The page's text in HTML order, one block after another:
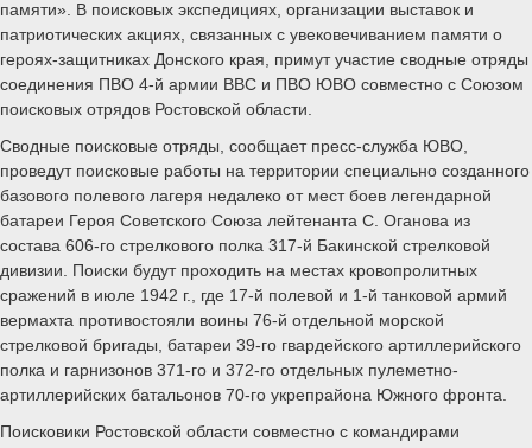
памяти». В поисковых экспедициях, организации выставок и
патриотических акциях, связанных с увековечиванием памяти о
героях-защитниках Донского края, примут участие сводные отряды
соединения ПВО 4-й армии ВВС и ПВО ЮВО совместно с Союзом
поисковых отрядов Ростовской области.
Сводные поисковые отряды, сообщает пресс-служба ЮВО,
проведут поисковые работы на территории специально созданного
базового полевого лагеря недалеко от мест боев легендарной
батареи Героя Советского Союза лейтенанта С. Оганова из
состава 606-го стрелкового полка 317-й Бакинской стрелковой
дивизии. Поиски будут проходить на местах кровопролитных
сражений в июле 1942 г., где 17-й полевой и 1-й танковой армий
вермахта противостояли воины 76-й отдельной морской
стрелковой бригады, батареи 39-го гвардейского артиллерийского
полка и гарнизонов 371-го и 372-го отдельных пулеметно-
артиллерийских батальонов 70-го укрепрайона Южного фронта.
Поисковики Ростовской области совместно с командирами